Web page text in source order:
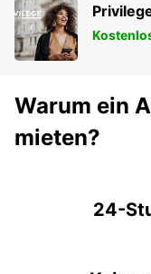
Warum ein
mieten?
24-